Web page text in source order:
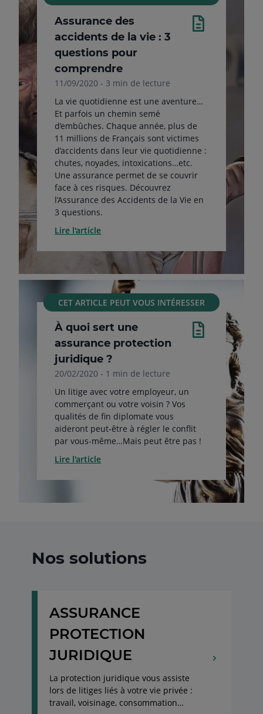
Assurance des
accidents de la vie : 3
questions pour
comprendre
11/09/2020 - 3 min de lecture
La vie quotidienne est une aventure…
Et parfois un chemin semé
d’embûches. Chaque année, plus de
11 millions de Français sont victimes
d’accidents dans leur vie quotidienne :
chutes, noyades, intoxications…etc.
Une assurance permet de se couvrir
face à ces risques. Découvrez
l’Assurance des Accidents de la Vie en
3 questions.
Lire l'article
CET ARTICLE PEUT VOUS INTÉRESSER
À quoi sert une
assurance protection
juridique ?
20/02/2020 - 1 min de lecture
Un litige avec votre employeur, un
commerçant ou votre voisin ? Vos
qualités de fin diplomate vous
aideront peut-être à régler le conflit
par vous-même…Mais peut être pas !
Lire l'article
Nos solutions
ASSURANCE
PROTECTION
JURIDIQUE
La protection juridique vous assiste
lors de litiges liés à votre vie privée :
travail, voisinage, consommation…